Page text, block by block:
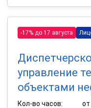
-17% до 17 августа
управление
объектами
Кол-во часов: от